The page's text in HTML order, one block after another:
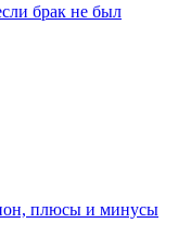
брак не был
плюсы и минусы